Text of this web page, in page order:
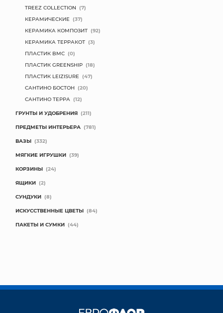
TREEZ COLLECTION (7)
КЕРАМИЧЕСКИЕ (37)
КЕРАМИКА КОМПОЗИТ (92)
КЕРАМИКА ТЕРРАКОТ (3)
ПЛАСТИК BMC (0)
ПЛАСТИК GREENSHIP (18)
ПЛАСТИК LEIZISURE (47)
САНТИНО БОСТОН (20)
САНТИНО ТЕРРА (12)
ГРУНТЫ И УДОБРЕНИЯ (211)
ПРЕДМЕТЫ ИНТЕРЬЕРА (781)
ВАЗЫ (332)
МЯГКИЕ ИГРУШКИ (39)
КОРЗИНЫ (24)
ЯЩИКИ (2)
СУНДУКИ (8)
ИСКУССТВЕННЫЕ ЦВЕТЫ (84)
ПАКЕТЫ И СУМКИ (44)